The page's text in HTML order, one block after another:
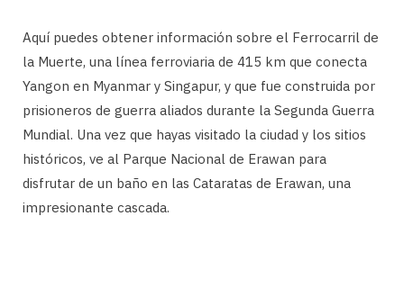
Aquí puedes obtener información sobre el Ferrocarril de
la Muerte, una línea ferroviaria de 415 km que conecta
Yangon en Myanmar y Singapur, y que fue construida por
prisioneros de guerra aliados durante la Segunda Guerra
Mundial. Una vez que hayas visitado la ciudad y los sitios
históricos, ve al Parque Nacional de Erawan para
disfrutar de un baño en las Cataratas de Erawan, una
impresionante cascada.